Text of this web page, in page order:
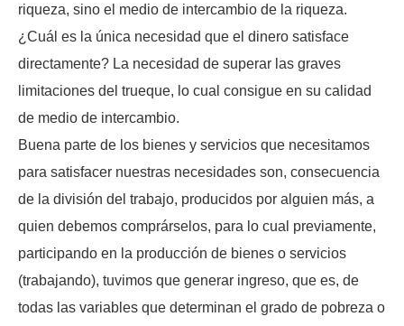
riqueza, sino el medio de intercambio de la riqueza.
¿Cuál es la única necesidad que el dinero satisface
directamente? La necesidad de superar las graves
limitaciones del trueque, lo cual consigue en su calidad
de medio de intercambio.
Buena parte de los bienes y servicios que necesitamos
para satisfacer nuestras necesidades son, consecuencia
de la división del trabajo, producidos por alguien más, a
quien debemos comprárselos, para lo cual previamente,
participando en la producción de bienes o servicios
(trabajando), tuvimos que generar ingreso, que es, de
todas las variables que determinan el grado de pobreza o